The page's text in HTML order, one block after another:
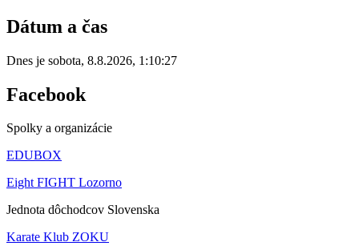
Dátum a čas
Dnes je sobota, 8.8.2026, 1:10:27
Facebook
Spolky a organizácie
EDUBOX
Eight FIGHT Lozorno
Jednota dôchodcov Slovenska
Karate Klub ZOKU